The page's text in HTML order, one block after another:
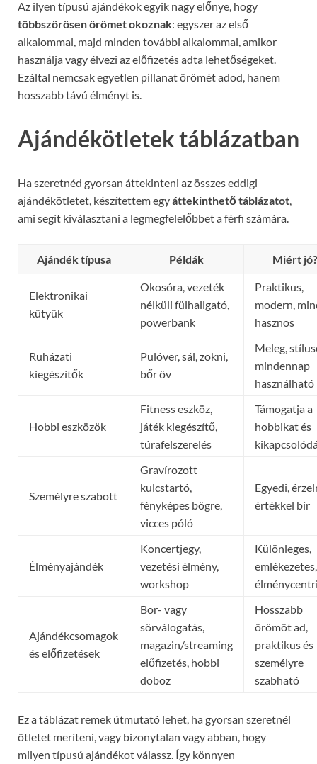
Az ilyen típusú ajándékok egyik nagy előnye, hogy
többszörösen örömet okoznak: egyszer az első
alkalommal, majd minden további alkalommal, amikor
használja vagy élvezi az előfizetés adta lehetőségeket.
Ezáltal nemcsak egyetlen pillanat örömét adod, hanem
hosszabb távú élményt is.
Ajándékötletek táblázatban
Ha szeretnéd gyorsan áttekinteni az összes eddigi
ajándékötletet, készítettem egyáttekinthető táblázatot
ami segít kiválasztani a legmegfelelőbbet a férfi számára.
Ajándék típusa Példák Miért jó?
Elektronikai
kütyük
Okosóra, vezeték
nélküli fülhallgató,
powerbank
Praktikus,
modern,
hasznos
Ruházati
kiegészítők
Pulóver, sál, zokni,
bőr öv
Meleg,
mindennap
használható
Hobbi eszközök
Fitness eszköz,
játék kiegészítő,
túrafelszerelés
Támogatja a
hobbikat és
Személyre szabott
Gravírozott
kulcstartó,
fényképes bögre,
vicces póló
Egyedi,
értékkel bír
Élményajándék
Koncertjegy,
vezetési élmény,
workshop
Különleges,
emlékezetes,
Ajándékcsomagok
és előfizetések
Bor- vagy
sörválogatás,
magazin/streaming
előfizetés, hobbi
doboz
Hosszabb
örömöt ad,
praktikus és
személyre
szabható
Ez a táblázat remek útmutató lehet, ha gyorsan szeretnél
ötletet meríteni, vagy bizonytalan vagy abban, hogy
milyen típusú ajándékot válassz. Így könnyen